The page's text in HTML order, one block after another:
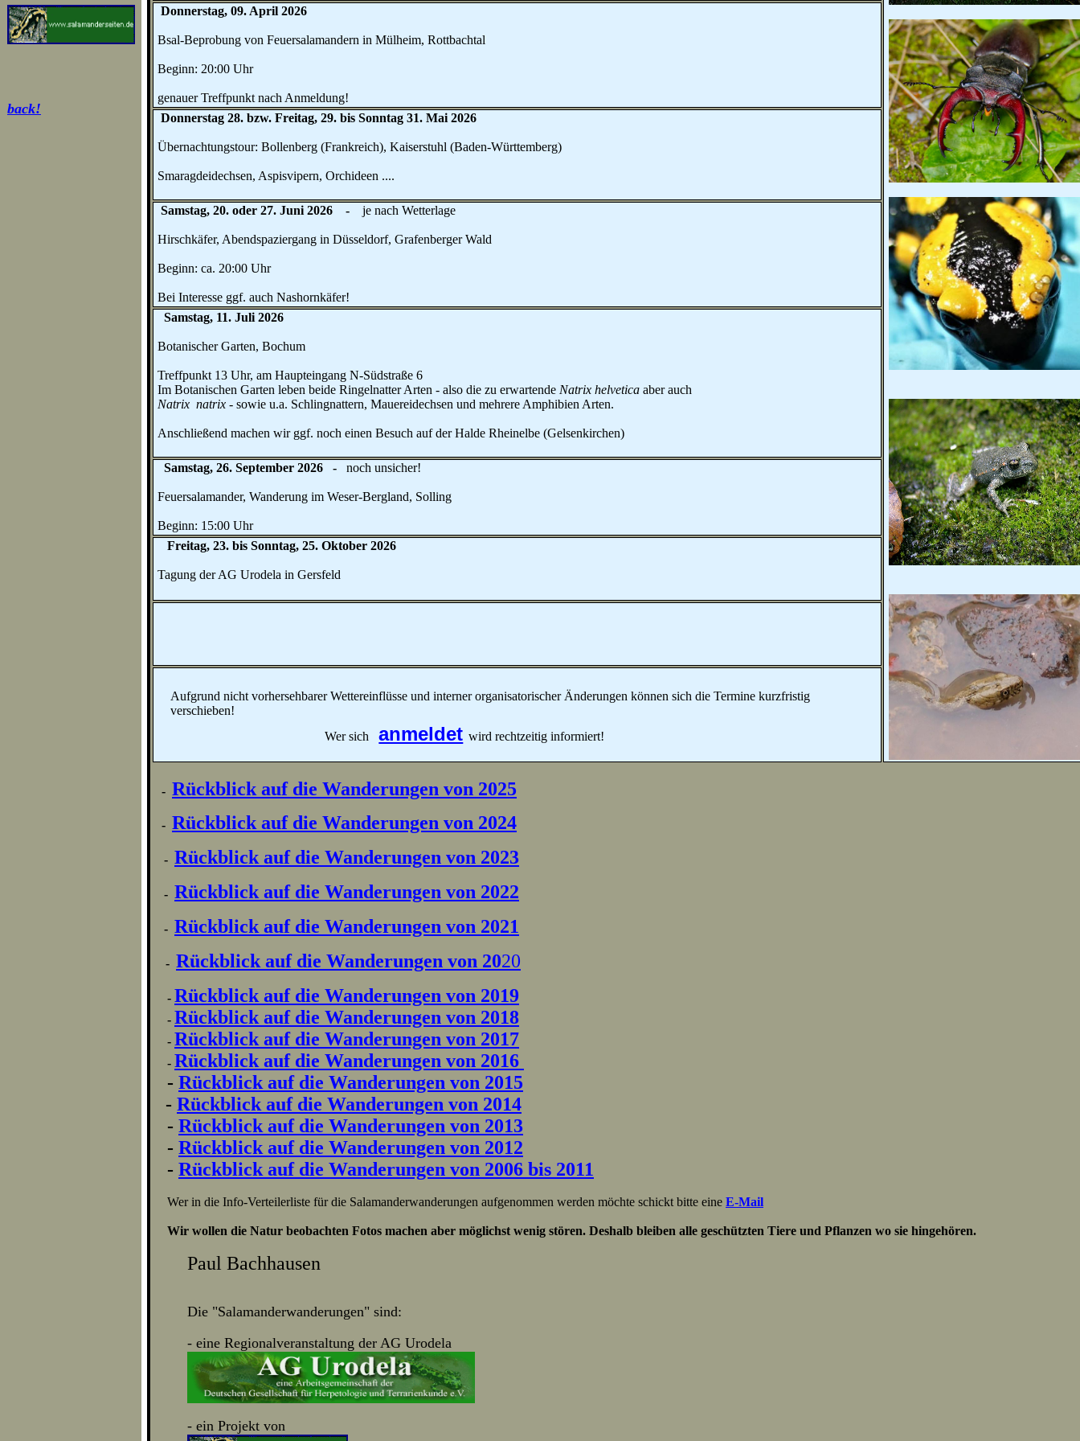
back!
Donnerstag, 09. April 2026
Bsal-Beprobung von Feuersalamandern in Mülheim, Rottbachtal
Beginn: 20:00 Uhr
genauer Treffpunkt nach Anmeldung!
Donnerstag 28. bzw. Freitag, 29. bis Sonntag 31. Mai 2026
Übernachtungstour: Bollenberg (Frankreich), Kaiserstuhl (Baden-Württemberg)
Smaragdeidechsen, Aspisvipern, Orchideen ....
Samstag, 20. oder 27. Juni 2026 -je nach Wetterlage
Hirschkäfer, Abendspaziergang in Düsseldorf, Grafenberger Wald
Beginn: ca. 20:00 Uhr
Bei Interesse ggf. auch Nashornkäfer!
Samstag, 11. Juli 2026
Botanischer Garten, Bochum
Treffpunkt 13 Uhr, am Haupteingang N-Südstraße 6
Im Botanischen Garten leben beide Ringelnatter Arten - also die zu erwartende Natrix helvetica aber auch
Natrix natrix -sowie u.a. Schlingnattern, Mauereidechsen und mehrere Amphibien Arten.
Anschließend machen wir ggf. noch einen Besuch auf der Halde Rheinelbe (Gelsenkirchen)
Samstag, 26. September 2026 -noch unsicher!
Feuersalamander, Wanderung im Weser-Bergland, Solling
Beginn: 15:00 Uhr
Freitag, 23. bis Sonntag, 25. Oktober 2026
Tagung der AG Urodela in Gersfeld
Aufgrund nicht vorhersehbarer Wettereinflüsse und interner organisatorischer Änderungen können sich die Termine kurzfristig
verschieben!
Wer sich
anmeldet wird rechtzeitig informiert!
- Rückblick aufdie Wanderungen von 2025
- Rückblick aufdie Wanderungen von 2024
- Rückblick aufdie Wanderungen von 2023
- Rückblick aufdie Wanderungen von 2022
- Rückblick aufdie Wanderungen von 2021
- Rückblick aufdie Wanderungen von 2020
- Rückblick aufdie Wanderungen von 2019
- Rückblick aufdie Wanderungen von 2018
- Rückblick aufdie Wanderungen von 2017
- Rückblick aufdie Wanderungen von 2016
- Rückblick auf die Wanderungen von 2015
- Rückblick auf die Wanderungen von 2014
- Rückblick auf die Wanderungen von 2013
- Rückblick auf die Wanderungen von 2012
- Rückblick auf die Wanderungen von 2006 bis 2011
Wer in die Info-Verteilerliste für die Salamanderwanderungen aufgenommen werden möchte schickt bitte eine E-Mail
Wir wollen die Natur beobachten Fotos machen aber möglichst wenig stören. Deshalb bleiben alle geschützten Tiere und Pflanzen wo sie hingehören.
Paul Bachhausen
Die "Salamanderwanderungen" sind:
- eine Regionalveranstaltung der AG Urodela
- ein Projekt von